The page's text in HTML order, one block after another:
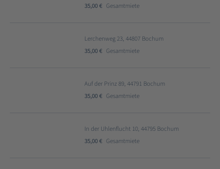
35,00 € Gesamtmiete
Lerchenweg 23, 44807 Bochum
35,00 € Gesamtmiete
Auf der Prinz 89, 44791 Bochum
35,00 € Gesamtmiete
In der Uhlenflucht 10, 44795 Bochum
35,00 € Gesamtmiete